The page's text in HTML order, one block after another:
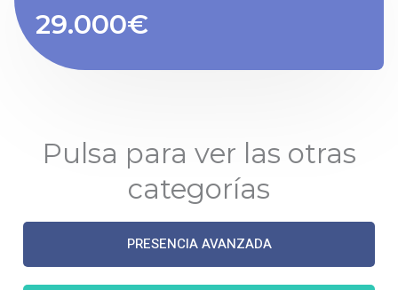
29.000€
Pulsa para ver las otras
categorías
PRESENCIA AVANZADA